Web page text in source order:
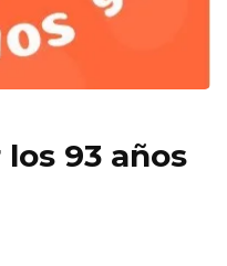
93 años